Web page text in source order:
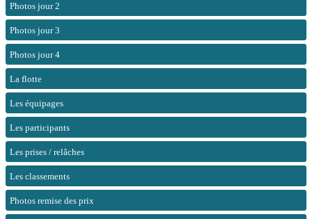
Photos jour 2
Photos jour 3
Photos jour 4
La flotte
Les équipages
Les participants
Les prises / relâches
Les classements
Photos remise des prix